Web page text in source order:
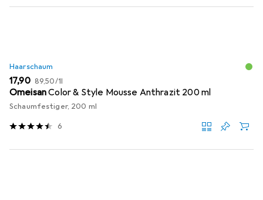
Haarschaum
EUR
17,90 EUR
89,50/1l
OmeisanColor & Style Mousse Anthrazit 200 ml
Schaumfestiger, 200 ml
6